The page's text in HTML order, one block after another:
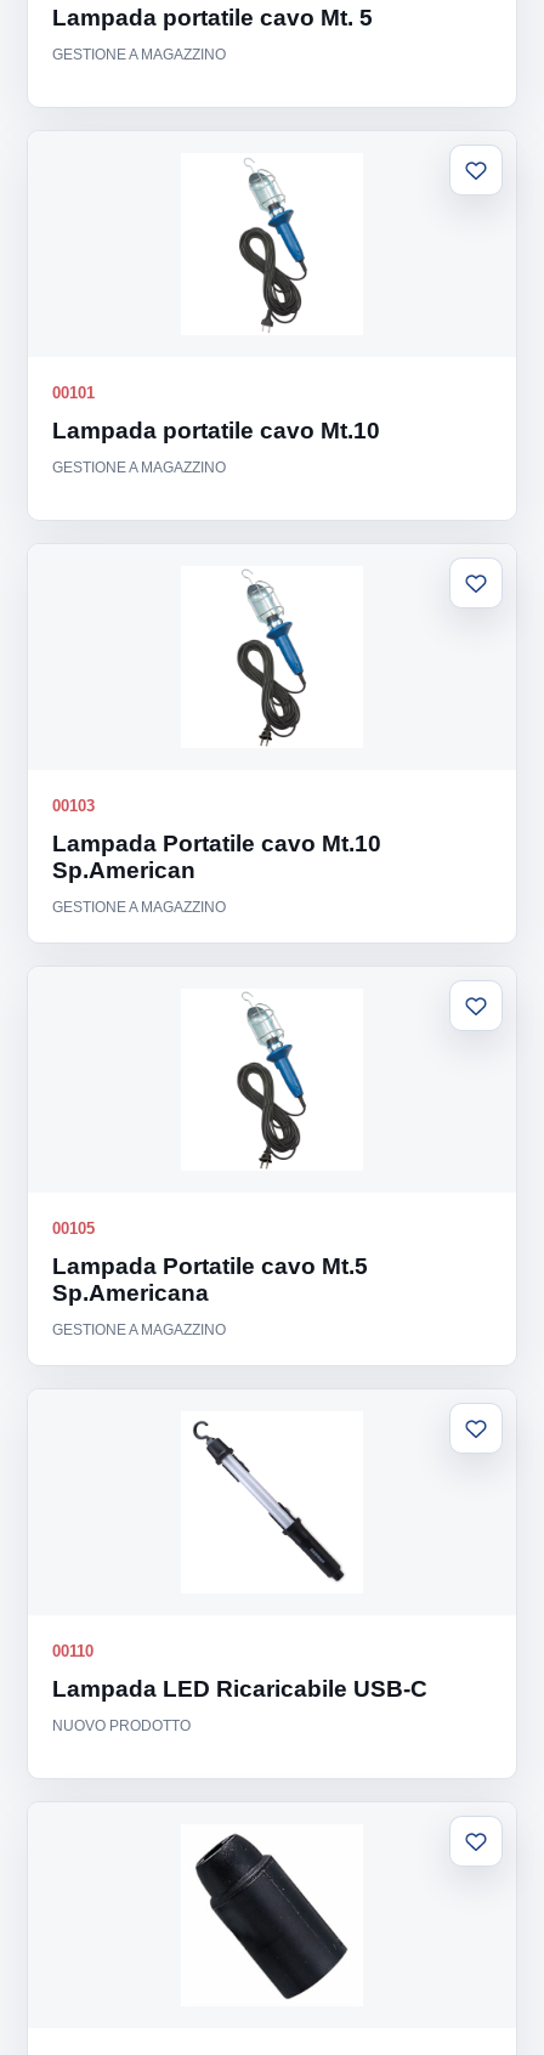
Lampada portatile cavo Mt. 5
GESTIONE A MAGAZZINO
00101
Lampada portatile cavo Mt.10
GESTIONE A MAGAZZINO
Aggiungi
alla
00103
Lampada Portatile cavo Mt.10
Sp.American
GESTIONE A MAGAZZINO
Aggiungi
alla
00105
Lampada Portatile cavo Mt.5
Sp.Americana
GESTIONE A MAGAZZINO
Aggiungi
alla
00110
Lampada LED Ricaricabile USB-C
NUOVO PRODOTTO
Aggiungi
alla
Aggiungi
alla